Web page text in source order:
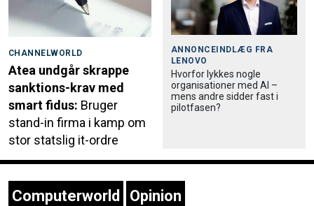
CHANNELWORLD
Atea undgår skrappe
sanktions-krav med
smart fidus: Bruger
stand-in firma i kamp om
stor statslig it-ordre
ANNONCEINDLÆG FRA
LENOVO
Hvorfor lykkes nogle
organisationer med AI –
mens andre sidder fast i
pilotfasen?
Computerworld Opinion